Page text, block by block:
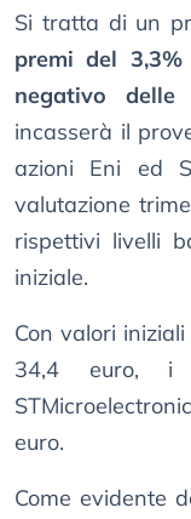
Si tratta di un
premi del
negativo delle
incasserà il
azioni Eni ed
valutazione
rispettivi livelli
iniziale.
Con valori
34,4 euro, i
euro.
Come evidente